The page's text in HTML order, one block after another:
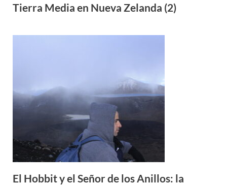
Tierra Media en Nueva Zelanda (2)
El Hobbit y el Señor de los Anillos: la